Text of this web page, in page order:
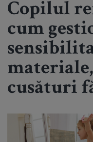
Copilul
cum
cusături